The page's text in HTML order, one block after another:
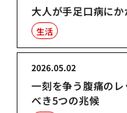
大人が手足口病に
生活
一刻を争う腹痛の
べき5つの兆候
2026.05.02